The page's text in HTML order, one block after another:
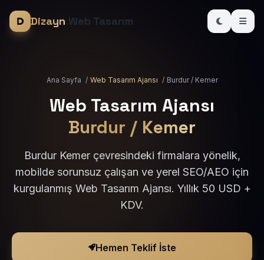
Dizayn Web Tasarım
Ana Sayfa / Web Tasarım Ajansı / Burdur / Kemer
Web Tasarım Ajansı
Burdur / Kemer
Burdur Kemer çevresindeki firmalara yönelik,
mobilde sorunsuz çalışan ve yerel SEO/AEO için
kurgulanmış Web Tasarım Ajansı. Yıllık 50 USD +
KDV.
Hemen Teklif İste